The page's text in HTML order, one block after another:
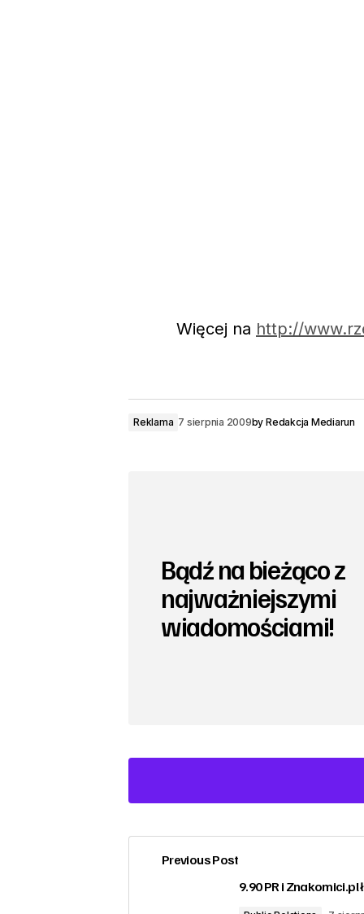
Więcej na http://
Reklama 7 sierpnia 2009by Redakcja Mediarun
Bądź na bieżąco z
najważniejszymi
wiadomościami!
zalogować
Previous Post
9.90 PR i Znakomici.pl